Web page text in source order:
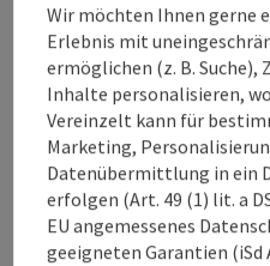
Beitrag merken
zum Merkzettel
PDF erstellen
Wir möchten Ihnen gerne
Erlebnis mit
ermöglichen (z. B. Suche),
Inhalte personalisieren,
Vereinzelt kann für
Marketing,
Datenübermittlung in ein
erfolgen (Art. 49 (1) lit. a
EU angemessenes
geeigneten Garantien (iSd